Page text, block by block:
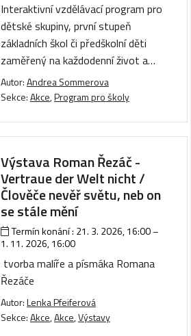
Interaktivní vzdělávací program pro
dětské skupiny, první stupeň
základních škol či předškolní děti
zaměřený na každodenní život a…
Autor:Andrea Sommerova
Sekce:Akce,Program pro školy
Výstava Roman Řezáč -
Vertraue der Welt nicht /
Člověče nevěř světu, neb on
se stále mění
Termín konání : 21. 3. 2026, 16:00–
1. 11. 2026, 16:00
tvorba malíře a písmáka Romana
Řezáče
Autor:Lenka Pfeiferová
Sekce:Akce,Akce,Výstavy